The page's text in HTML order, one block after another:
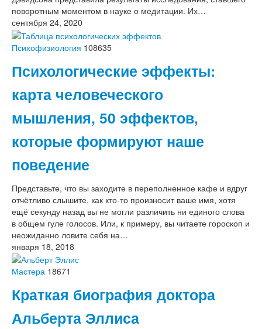
поворотным моментом в науке о медитации. Их…
сентября 24, 2020
Психофизиология 108635
Психологические эффекты:
карта человеческого
мышления, 50 эффектов,
которые формируют наше
поведение
Представьте, что вы заходите в переполненное кафе и вдруг
отчётливо слышите, как кто-то произносит ваше имя, хотя
ещё секунду назад вы не могли различить ни единого слова
в общем гуле голосов. Или, к примеру, вы читаете гороскоп и
неожиданно ловите себя на…
января 18, 2018
Мастера 18671
Краткая биография доктора
Альберта Эллиса